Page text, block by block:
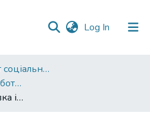
Log In (current)
006. Факультет соціальних наук і соціальних технологій
Школа соціальної роботи імені професора Володимира Полтавця
Докторська підготовка із соціальної роботи у Великій Британії: орієнтація на ринок праці